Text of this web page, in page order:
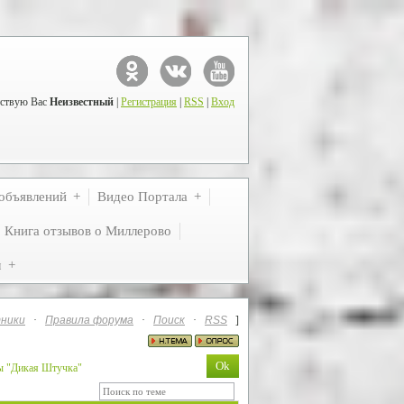
Вас Неизвестный Регистрация RSS Вход
Видео Портала
Книга отзывов о Миллерово
· Правила форума · Поиск · RSS ]
"Дикая Штучка"